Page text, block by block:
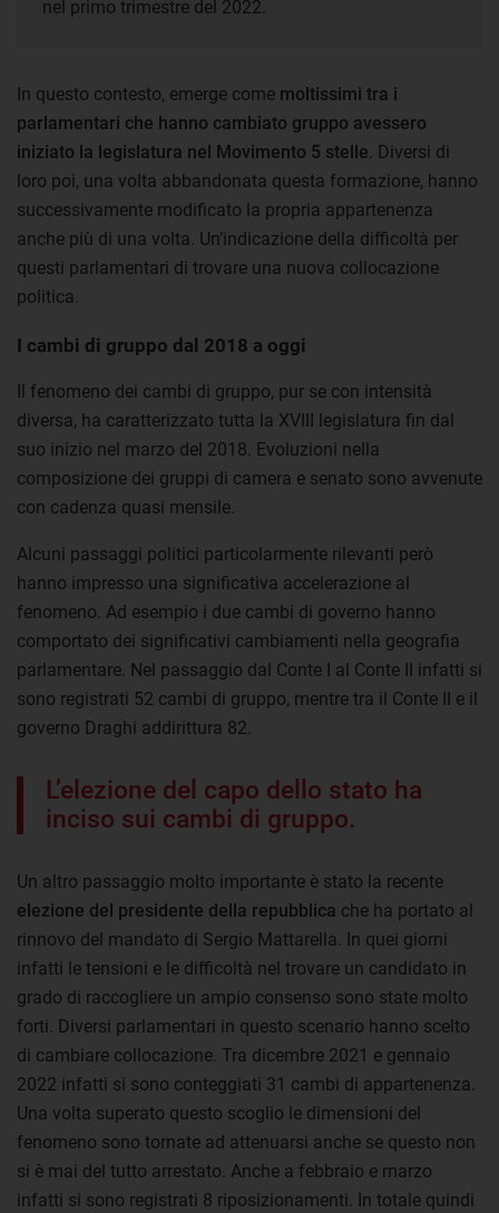
nel primo trimestre del 2022.
In questo contesto, emerge come moltissimi tra i
parlamentari che hanno cambiato gruppo avessero
iniziato la legislatura nel Movimento 5 stelle. Diversi di
loro poi, una volta abbandonata questa formazione, hanno
successivamente modificato la propria appartenenza
anche più di una volta. Un’indicazione della difficoltà per
questi parlamentari di trovare una nuova collocazione
politica.
I cambi di gruppo dal 2018 a oggi
Il fenomeno dei cambi di gruppo, pur se con intensità
diversa, ha caratterizzato tutta la XVIII legislatura fin dal
suo inizio nel marzo del 2018. Evoluzioni nella
composizione dei gruppi di camera e senato sono avvenute
con cadenza quasi mensile.
Alcuni passaggi politici particolarmente rilevanti però
hanno impresso una significativa accelerazione al
fenomeno. Ad esempio i due cambi di governo hanno
comportato dei significativi cambiamenti nella geografia
parlamentare. Nel passaggio dal Conte I al Conte II infatti si
sono registrati 52 cambi di gruppo, mentre tra il Conte II e il
governo Draghi addirittura 82.
L’elezione del capo dello stato ha
inciso sui cambi di gruppo.
Un altro passaggio molto importante è stato la recente
elezione del presidente della repubblica che ha portato al
rinnovo del mandato di Sergio Mattarella. In quei giorni
infatti le tensioni e le difficoltà nel trovare un candidato in
grado di raccogliere un ampio consenso sono state molto
forti. Diversi parlamentari in questo scenario hanno scelto
di cambiare collocazione. Tra dicembre 2021 e gennaio
2022 infatti si sono conteggiati 31 cambi di appartenenza.
Una volta superato questo scoglio le dimensioni del
fenomeno sono tornate ad attenuarsi anche se questo non
si è mai del tutto arrestato. Anche a febbraio e marzo
infatti si sono registrati 8 riposizionamenti. In totale quindi